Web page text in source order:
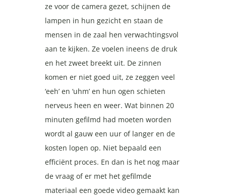
ze voor de camera gezet, schijnen de
lampen in hun gezicht en staan de
mensen in de zaal hen verwachtingsvol
aan te kijken. Ze voelen ineens de druk
en het zweet breekt uit. De zinnen
komen er niet goed uit, ze zeggen veel
‘eeh’ en ‘uhm’ en hun ogen schieten
nerveus heen en weer. Wat binnen 20
minuten gefilmd had moeten worden
wordt al gauw een uur of langer en de
kosten lopen op. Niet bepaald een
efficiënt proces. En dan is het nog maar
de vraag of er met het gefilmde
materiaal een goede video gemaakt kan